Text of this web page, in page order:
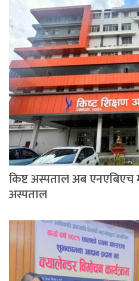
किष्ट अस्पताल अब एनएबिएच
अस्पताल